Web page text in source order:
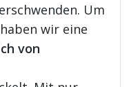
Um
wir eine
von